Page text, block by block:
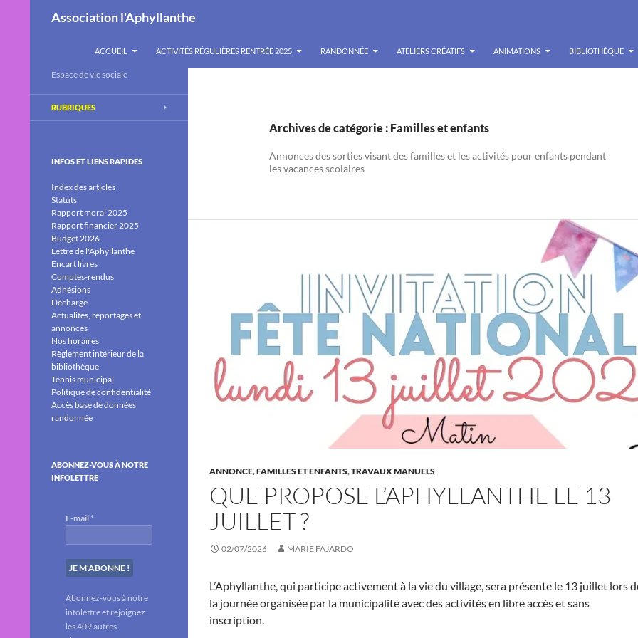
Association l'Aphyllanthe
ACCUEIL
ACTIVITÉS RÉGULIÈRES RENTRÉE 2025 RANDONNÉE ATELIERS CRÉATIFS ANIMATIONS BIBLIOTHÈQUE
Archives de catégorie : Familles et enfants
Annonces des sorties visant des familles et les activités pour enfants pendant
les vacances scolaires
ANNONCE,FAMILLES ET ENFANTS,TRAVAUX MANUELS
QUE PROPOSE L’APHYLLANTHE LE 13
JUILLET ?
02/07/2026 MARIE FAJARDO
L’Aphyllanthe, qui participe activement à la vie du village, sera présente le 13 juillet lors
la journée organisée par la municipalité avec des activités en libre accès et sans
inscription.
Espace de vie sociale
RUBRIQUES
INFOS ET LIENS RAPIDES
Index des articles
Statuts
Rapport moral 2025
Rapport financier 2025
Budget 2026
Lettre de l'Aphyllanthe
Encart livres
Comptes-rendus
Adhésions
Décharge
Actualités, reportages et
annonces
Nos horaires
Règlement intérieur de la
bibliothèque
Tennis municipal
Politique de confidentialité
Accès base de données
randonnée
ABONNEZ-VOUS À NOTRE
INFOLETTRE
E-mail*
Abonnez-vous à notre
infolettre et rejoignez
les 409 autres